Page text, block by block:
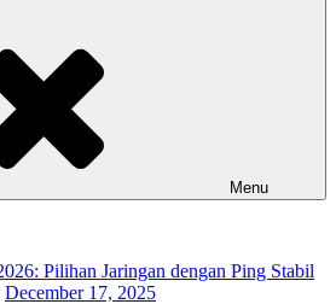
Menu
December 17, 2025